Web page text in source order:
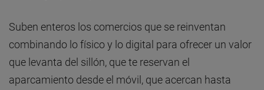
Suben enteros los comercios que se reinventan
combinando lo físico y lo digital para ofrecer un valor
que levanta del sillón, que te reservan el
aparcamiento desde el móvil, que acercan hasta